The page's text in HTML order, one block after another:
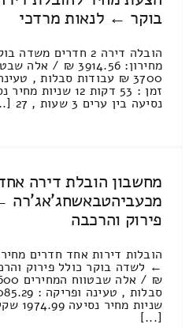
בוקר ← לנאות מרדכי
הובלה דירה 2 חדרים
נסיעה בין ערים 3 שעות , 27 [...]
מחשבון הובלת דירה
מכעביהטבאשחג'אג'רה
פירוק והרכבה
הובלות דירות אחד חדרים
[...]